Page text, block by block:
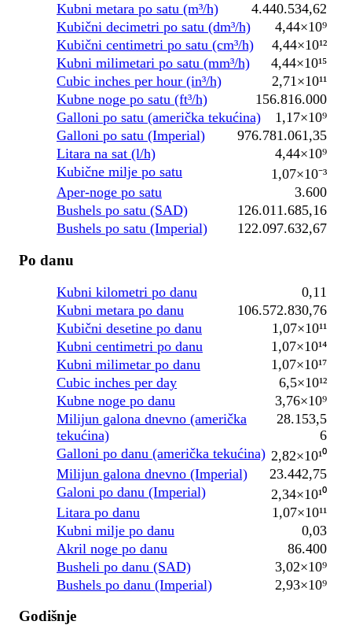
Kubni metara po satu (m³/h)
4.440.534,62
Kubični decimetri po satu (dm³/h)
4,44×10⁹
Kubični centimetri po satu (cm³/h)
4,44×10¹²
Kubni milimetari po satu (mm³/h)
4,44×10¹⁵
Cubic inches per hour (in³/h)
2,71×10¹¹
Kubne noge po satu (ft³/h)
156.816.000
Galloni po satu (američka tekućina)
1,17×10⁹
Galloni po satu (Imperial)
976.781.061,35
Litara na sat (l/h)
4,44×10⁹
Kubične milje po satu
1,07×10⁻³
Aper-noge po satu
3.600
Bushels po satu (SAD)
126.011.685,16
Bushels po satu (Imperial)
122.097.632,67
Po danu
Kubni kilometri po danu
0,11
Kubni metara po danu
106.572.830,76
Kubični desetine po danu
1,07×10¹¹
Kubni centimetri po danu
1,07×10¹⁴
Kubni milimetar po danu
1,07×10¹⁷
Cubic inches per day
6,5×10¹²
Kubne noge po danu
3,76×10⁹
Milijun galona dnevno (američka
tekućina)
28.153,5
6
Galloni po danu (američka tekućina) 2,82×10¹⁰
Milijun galona dnevno (Imperial)
23.442,75
Galoni po danu (Imperial)
2,34×10¹⁰
Litara po danu
1,07×10¹¹
Kubni milje po danu
0,03
Akril noge po danu
86.400
Busheli po danu (SAD)
3,02×10⁹
Bushels po danu (Imperial)
2,93×10⁹
Godišnje